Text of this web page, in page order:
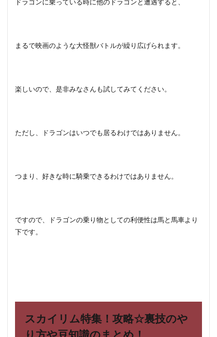
ドラゴンに乗っている時に他のドラゴンと遭遇すると、
まるで映画のような大怪獣バトルが繰り広げられます。
楽しいので、是非みなさんも試してみてください。
ただし、ドラゴンはいつでも居るわけではありません。
つまり、好きな時に騎乗できるわけではありません。
ですので、ドラゴンの乗り物としての利便性は馬と馬車より
下です。
スカイリム特集！攻略☆裏技のや